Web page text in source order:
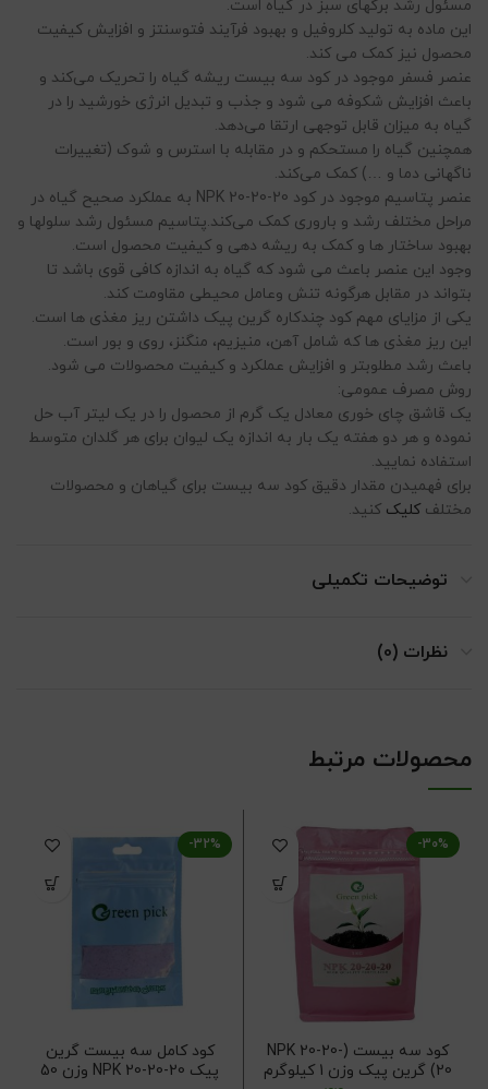
مسئول رشد برگهای سبز در گیاه است.
این ماده به تولید کلروفیل و بهبود فرآیند فتوسنتز و افزایش کیفیت
محصول نیز کمک می کند.
عنصر فسفر موجود در کود سه بیست ریشه گیاه را تحریک می‌کند و
باعث افزایش شکوفه می شود و جذب و تبدیل انرژی خورشید را در
گیاه به میزان قابل توجهی ارتقا می‌دهد.
همچنین گیاه را مستحکم و در مقابله با استرس و شوک (تغییرات
ناگهانی دما و …) کمک می‌کند.
عنصر پتاسیم موجود در کود NPK 20-20-20 به عملکرد صحیح گیاه در
مراحل مختلف رشد و باروری کمک می‌کند.پتاسیم مسئول رشد سلولها و
بهبود ساختار ها و کمک به ریشه دهی و کیفیت محصول است.
وجود این عنصر باعث می شود که گیاه به اندازه کافی قوی باشد تا
بتواند در مقابل هرگونه تنش وعامل محیطی مقاومت کند.
یکی از مزایای مهم کود چندکاره گرین پیک داشتن ریز مغذی ها است.
این ریز مغذی ها که شامل آهن، منیزیم، منگنز، روی و بور است.
باعث رشد مطلوبتر و افزایش عملکرد و کیفیت محصولات می شود.
روش مصرف عمومی:
یک قاشق چای خوری معادل یک گرم از محصول را در یک لیتر آب حل
نموده و هر دو هفته یک بار به اندازه یک لیوان برای هر گلدان متوسط
استفاده نمایید.
برای فهمیدن مقدار دقیق کود سه بیست برای گیاهان و محصولات
مختلف کلیک کنید.
توضیحات تکمیلی
نظرات (0)
محصولات مرتبط
-30%
کود سه بیست (NPK 20-20-
20) گرین پیک وزن 1 کیلوگرم
-32%
کود کامل سه بیست گرین
پیک NPK 20-20-20 وزن 50